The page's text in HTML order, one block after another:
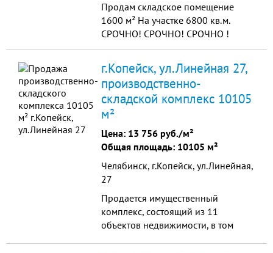
Продам складское помещение
1600 м² На участке 6800 кв.м.
СРОЧНО! СРОЧНО! СРОЧНО !
г.Копейск, ул.Линейная 27,
производственно-
складской комплекс 10105
м²
Цена: 13 756 руб./м²
Общая площадь: 10105 м²
Челябинск, г.Копейск, ул.Линейная,
27
Продается имущественный
комплекс, состоящий из 11
объектов недвижимости, в том